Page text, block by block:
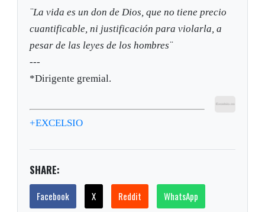
¨La vida es un don de Dios, que no tiene precio
cuantificable, ni justificación para violarla, a
pesar de las leyes de los hombres¨
---
*Dirigente gremial.
+EXCELSIO
SHARE:
Facebook X Reddit WhatsApp